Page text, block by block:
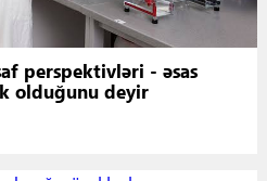
perspektivləri - əsas
olduğunu deyir